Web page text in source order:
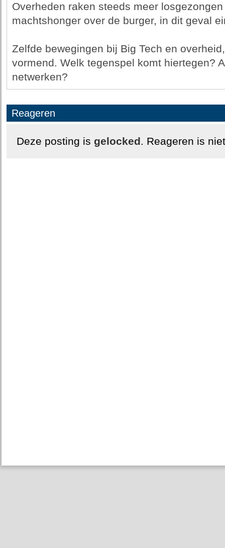
Overheden raken steeds meer
machtshonger over de burger, in dit geval
Zelfde bewegingen bij Big Tech en
vormend. Welk tegenspel komt hiertegen?
netwerken?
Reageren
Deze posting is gelocked. Reageren is